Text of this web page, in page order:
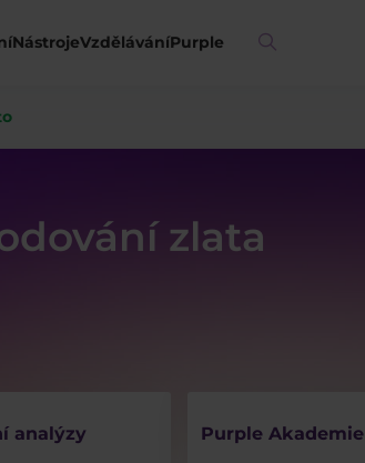
NástrojeVzděláváníPurple
zlata
analýzy Purple Akademie